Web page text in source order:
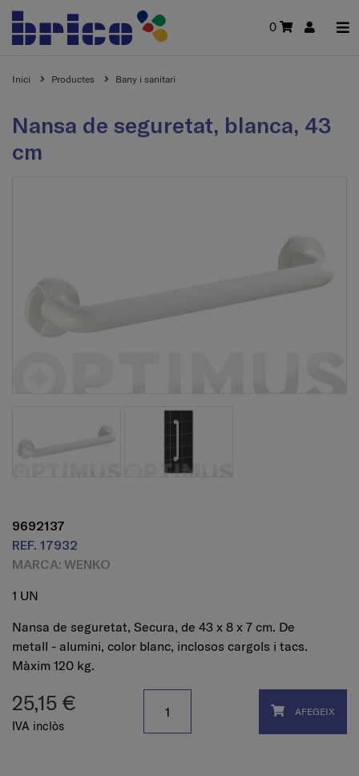
0
Inici Productes Bany i sanitari
Nansa de seguretat, blanca, 43
cm
9692137
REF. 17932
MARCA: WENKO
1 UN
Nansa de seguretat, Secura, de 43 x 8 x 7 cm. De
metall - alumini, color blanc, inclosos cargols i tacs.
Màxim 120 kg.
25,15 €
IVA inclòs
AFEGEIX